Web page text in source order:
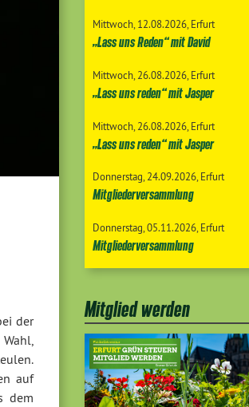
der
auf
dem
Mittwoch 12.08.2026 Erfurt
„Lass uns Reden“ mit David
Mittwoch 26.08.2026 Erfurt
„Lass uns reden“ mit Jasper
Mittwoch 26.08.2026 Erfurt
„Lass uns reden“ mit Jasper
Donnerstag 24.09.2026 Erfurt
Mitgliederversammlung
Donnerstag 05.11.2026 Erfurt
Mitgliederversammlung
Mitglied werden